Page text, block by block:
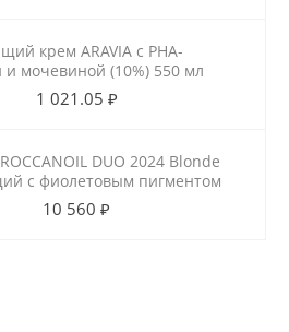
крем ARAVIA с РНА-
и мочевиной (10%) 550 мл
1 021.05 ₽
DUO 2024 Blonde
с фиолетовым пигментом
10 560 ₽